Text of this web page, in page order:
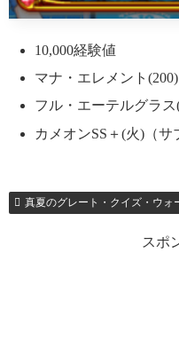
10,000経験値
マナ・エレメント(200)
フル・エーテルグラス
カメオンSS＋(火)（サ
真夏のグレート・クイズ・ウォ
スポ